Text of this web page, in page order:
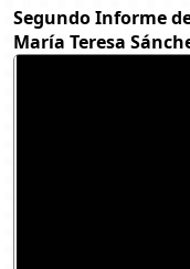
Segundo Informe
María Teresa